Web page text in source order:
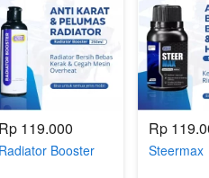
Rp 119.000
Radiator Booster
Rp
Steermax